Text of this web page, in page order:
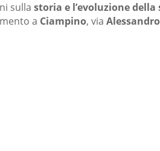
sulla storia e l’evoluzione
a Ciampino, via